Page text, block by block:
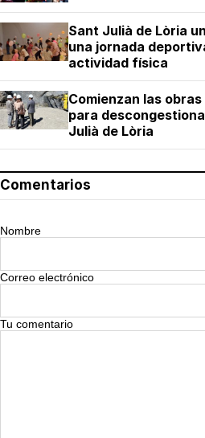
Sant Julià de Lòria
una jornada
actividad física
Comienzan las
para
Julià de Lòria
Comentarios
Nombre
Correo electrónico
Tu comentario